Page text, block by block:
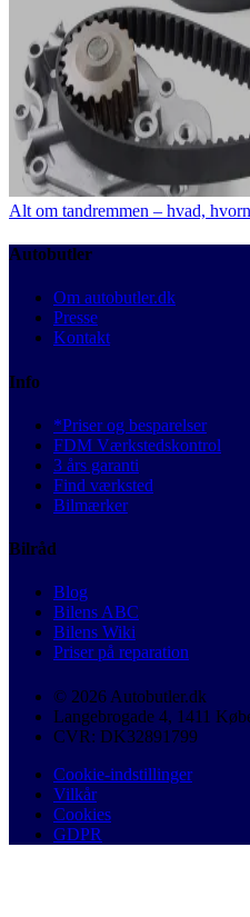
Alt om tandremmen – hvad,
Autobutler
Om autobutler.dk
Presse
Kontakt
Info
*Priser og besparelser
FDM Værkstedskontrol
3 års garanti
Find værksted
Bilmærker
Bilråd
Blog
Bilens ABC
Bilens Wiki
Priser på reparation
© 2026 Autobutler.dk
Langebrogade 4, 1411
CVR: DK32891799
Cookie-indstillinger
Vilkår
Cookies
GDPR